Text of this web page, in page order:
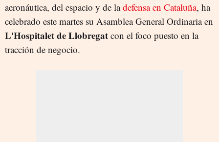
aeronáutica, del espacio y de ladefensa en Cataluña, ha
celebrado este martes su Asamblea General Ordinaria en
L'Hospitalet de Llobregat con el foco puesto en la
tracción de negocio.